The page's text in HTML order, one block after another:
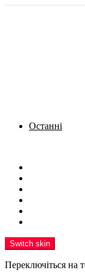
Останні
Switch skin
Переключіться на